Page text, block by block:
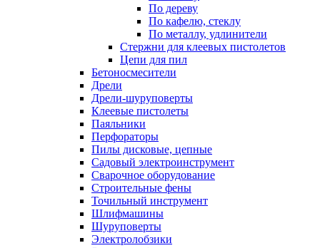
По дереву
По кафелю, стеклу
По металлу, удлинители
Стержни для клеевых пистолетов
Цепи для пил
Бетоносмесители
Дрели
Дрели-шуруповерты
Клеевые пистолеты
Паяльники
Перфораторы
Пилы дисковые, цепные
Садовый электроинструмент
Сварочное оборудование
Строительные фены
Точильный инструмент
Шлифмашины
Шуруповерты
Электролобзики